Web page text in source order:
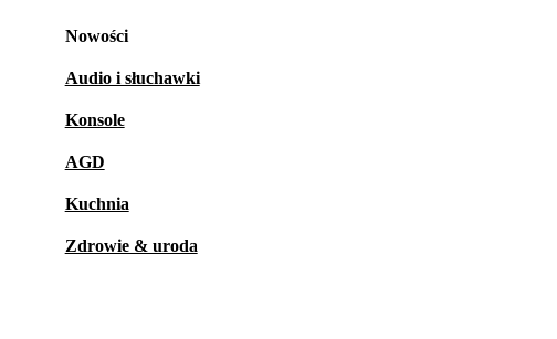
Nowości
Audio i słuchawki
Konsole
AGD
Kuchnia
Zdrowie & uroda